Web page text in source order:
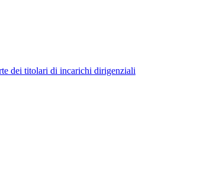
dei titolari di incarichi dirigenziali